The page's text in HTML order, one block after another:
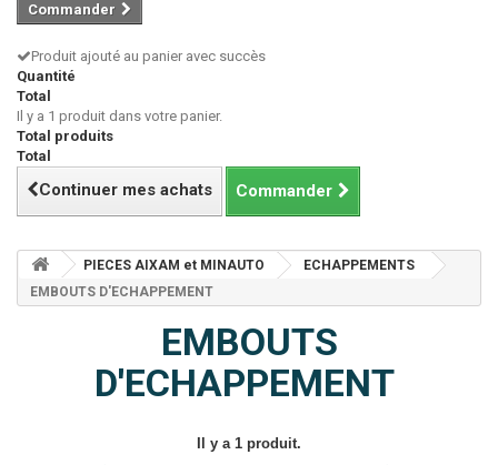
Commander
Produit ajouté au panier avec succès
Quantité
Total
Il y a 1 produit dans votre panier.
Total produits
Total
Continuer mes achats Commander
PIECES AIXAM et MINAUTO
ECHAPPEMENTS
EMBOUTS D'ECHAPPEMENT
EMBOUTS
D'ECHAPPEMENT
Il y a 1 produit.